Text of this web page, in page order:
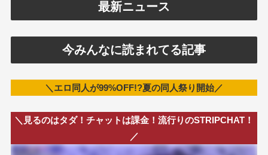
最新ニュース
今みんなに読まれてる記事
＼エロ同人が99%OFF!?夏の同人祭り開始／
＼見るのはタダ！チャットは課金！流行りのSTRIPCHAT！
／